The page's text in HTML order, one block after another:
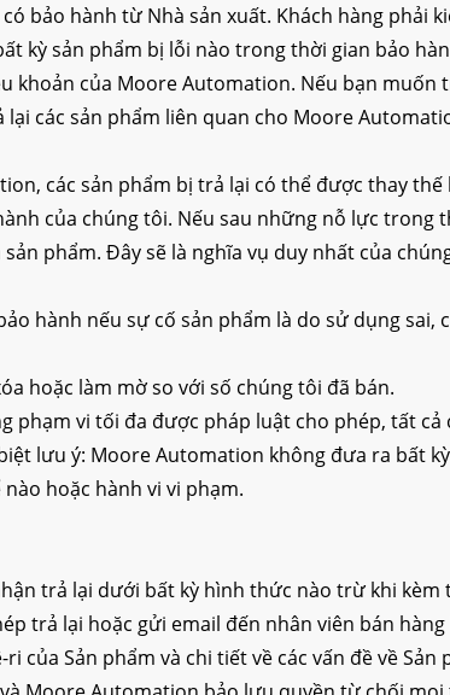
bảo hành từ Nhà sản xuất. Khách hàng phải
kỳ sản phẩm bị lỗi nào trong thời gian bảo
khoản của Moore Automation. Nếu bạn
các sản phẩm liên quan cho Moore
các sản phẩm bị trả lại có thể được thay
của chúng tôi. Nếu sau những nỗ lực trong
phẩm. Đây sẽ là nghĩa vụ duy nhất của
hành nếu sự cố sản phẩm là do sử dụng sai,
hoặc làm mờ so với số chúng tôi đã bán.
vi tối đa được pháp luật cho phép, tất cả
lưu ý: Moore Automation không đưa ra bất
hoặc hành vi vi phạm.
trả lại dưới bất kỳ hình thức nào trừ khi kèm
trả lại hoặc gửi email đến nhân viên bán
Sản phẩm và chi tiết về các vấn đề về Sản